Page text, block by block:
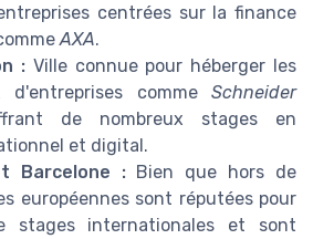
centrées sur la finance
AXA.
: Ville connue pour héberger les
d'entreprises comme Schneider
de nombreux stages en
et digital.
Barcelone :Bien que hors de
européennes sont réputées pour
stages internationales et sont